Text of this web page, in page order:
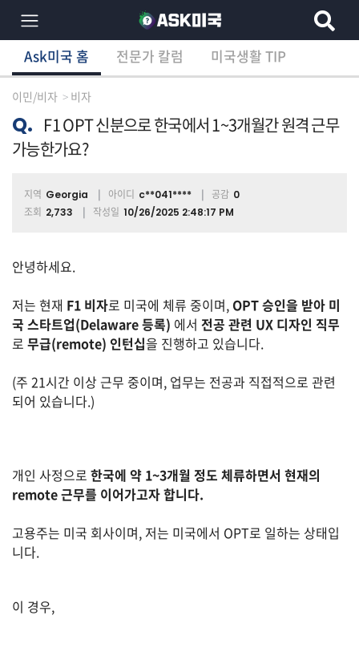
×
분
별
상
담
글
이
민/
비
자
주
부
동
산
Ask미국 홈 전문가 칼럼 미국생활 TIP
Ask미국 홈 전문가 칼럼 미국생활 TIP
이민/비자 비자
Q. F1 OPT 신분으로 한국에서 1~3개월간 원격 근무
가능한가요?
지역 Georgia 아이디 c**041**** 공감 0
조회 2,733 작성일 10/26/2025 2:48:17 PM
안녕하세요.
저는 현재 F1 비자로 미국에 체류 중이며, OPT 승인을 받아 미
국 스타트업(Delaware 등록) 에서 전공 관련 UX 디자인 직무
로 무급(remote) 인턴십을 진행하고 있습니다.
(주 21시간 이상 근무 중이며, 업무는 전공과 직접적으로 관련
되어 있습니다.)
개인 사정으로 한국에 약 1~3개월 정도 체류하면서 현재의
remote 근무를 이어가고자 합니다.
고용주는 미국 회사이며, 저는 미국에서 OPT로 일하는 상태입
니다.
이 경우,